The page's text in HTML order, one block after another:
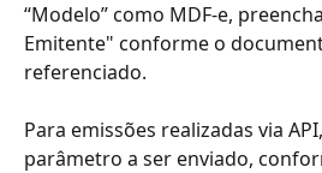
“Modelo” como MDF-e,
Emitente" conforme o
referenciado.
Para emissões realizadas via
parâmetro a ser enviado,